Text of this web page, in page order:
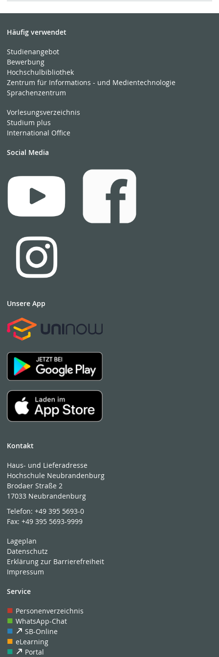
Häufig verwendet
Studienangebot
Bewerbung
Hochschulbibliothek
Zentrum für Informations - und Medientechnologie
Sprachenzentrum
Vorlesungsverzeichnis
Studium plus
International Office
Social Media
Unsere App
Kontakt
Haus- und Lieferadresse
Hochschule Neubrandenburg
Brodaer Straße 2
17033 Neubrandenburg
Telefon:+49 395 5693-0
Fax:+49 395 5693-9999
Lageplan
Datenschutz
Erklärung zur Barrierefreiheit
Impressum
Service
Personenverzeichnis
WhatsApp-Chat
SB-Online
eLearning
Portal